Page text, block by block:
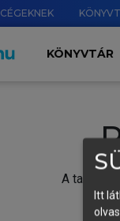
CÉGEKNEK
KÖNYVTÁR
A
Itt